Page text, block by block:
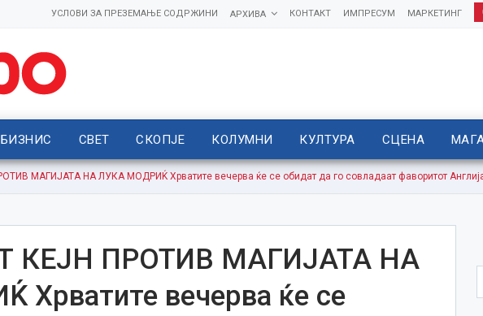
МАРКЕТИНГ
ИМПРЕСУМ
КОНТАКТ
АРХИВА
УСЛОВИ ЗА ПРЕЗЕМАЊЕ СОДРЖИНИ
БИЗНИС СВЕТ СКОПЈЕ КОЛУМНИ КУЛТУРА СЦЕНА
МАГИЈАТА НА ЛУКА МОДРИЌ Хрватите вечерва ќе се обидат да го совладаат фаворитот
КЕЈН ПРОТИВ МАГИЈАТА НА
вечерва ќе се